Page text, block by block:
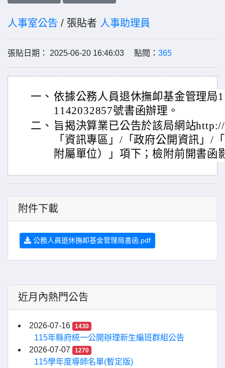
人事室公告 / 張貼者 人事助理員
張貼日期： 2025-06-20 16:46:03 點閱： 365
一、 依據公務人員退休撫卹基金管理局
1142032857號書函辦理。
二、 旨揭決算業已公告於該局網站
「資訊專區」/「政府公開資訊」/
附屬單位）」項下；檢附前開書函
附件下載
公務人員退休撫卹基金管理局書函.pdf
近月內熱門公告
2026-07-16 1430
115年縣府統一公開辦理新生編班群組公告
2026-07-07
1270
115學年度導師名單(暫定版)